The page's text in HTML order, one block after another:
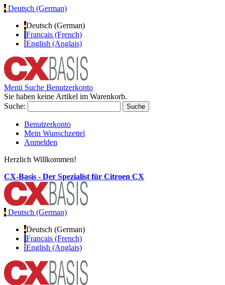
Deutsch (German)
Deutsch (German)
Français (French)
English (Anglais)
Menü Suche Benutzerkonto
Sie haben keine Artikel im Warenkorb.
Suche:
Suche
Benutzerkonto
Mein Wunschzettel
Anmelden
Herzlich Willkommen!
CX-Basis - Der Spezialist für Citroen CX
Deutsch (German)
Deutsch (German)
Français (French)
English (Anglais)